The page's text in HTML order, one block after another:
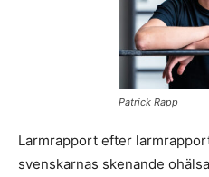
Patrick Rapp
Larmrapport efter
svenskarnas skenande